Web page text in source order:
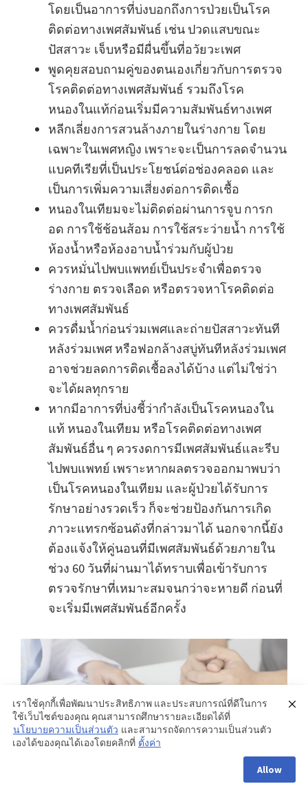
โดยเป็นอาการที่บ่งบอกถึงการป่วยเป็นโรค
ติดต่อทางเพศสัมพันธ์ เช่น ปวดแสบขณะ
ปัสสาวะ เจ็บหรือมีผื่นขึ้นที่อวัยวะเพศ
พูดคุยสอบถามคู่ของตนเองเกี่ยวกับการตรวจ
โรคติดต่อทางเพศสัมพันธ์ รวมถึงโรค
หนองในแท้ก่อนเริ่มมีความสัมพันธ์ทางเพศ
หลีกเลี่ยงการสวนล้างภายในร่างกาย โดย
เฉพาะในเพศหญิง เพราะจะเป็นการลดจำนวน
แบคทีเรียที่เป็นประโยชน์ต่อช่องคลอด และ
เป็นการเพิ่มความเสี่ยงต่อการติดเชื้อ
หนองในเทียมจะไม่ติดต่อผ่านการจูบ การก
อด การใช้ช้อนส้อม การใช้สระว่ายน้ำ การใช้
ห้องน้ำหรือห้องอาบน้ำร่วมกับผู้ป่วย
ควรหมั่นไปพบแพทย์เป็นประจำเพื่อตรวจ
ร่างกาย ตรวจเลือด หรือตรวจหาโรคติดต่อ
ทางเพศสัมพันธ์
ควรดื่มน้ำก่อนร่วมเพศและถ่ายปัสสาวะทันที
หลังร่วมเพศ หรือฟอกล้างสบู่ทันทีหลังร่วมเพศ
อาจช่วยลดการติดเชื้อลงได้บ้าง แต่ไม่ใช่ว่า
จะได้ผลทุกราย
หากมีอาการที่บ่งชี้ว่ากำลังเป็นโรคหนองใน
แท้ หนองในเทียม หรือโรคติดต่อทางเพศ
สัมพันธ์อื่น ๆ ควรงดการมีเพศสัมพันธ์และรีบ
ไปพบแพทย์ เพราะหากผลตรวจออกมาพบว่า
เป็นโรคหนองในเทียม และผู้ป่วยได้รับการ
รักษาอย่างรวดเร็ว ก็จะช่วยป้องกันการเกิด
ภาวะแทรกซ้อนดังที่กล่าวมาได้ นอกจากนี้ยัง
ต้องแจ้งให้คู่นอนที่มีเพศสัมพันธ์ด้วยภายใน
ช่วง 60 วันที่ผ่านมาได้ทราบเพื่อเข้ารับการ
ตรวจรักษาที่เหมาะสมจนกว่าจะหายดี ก่อนที่
จะเริ่มมีเพศสัมพันธ์อีกครั้ง
เราใช้คุกกี้เพื่อพัฒนาประสิทธิภาพ และประสบการณ์ที่ดีในการ
ใช้เว็บไซต์ของคุณ คุณสามารถศึกษารายละเอียดได้ที่
นโยบายความเป็นส่วนตัว และสามารถจัดการความเป็นส่วนตัว
เองได้ของคุณได้เองโดยคลิกที่ ตั้งค่า
Allow